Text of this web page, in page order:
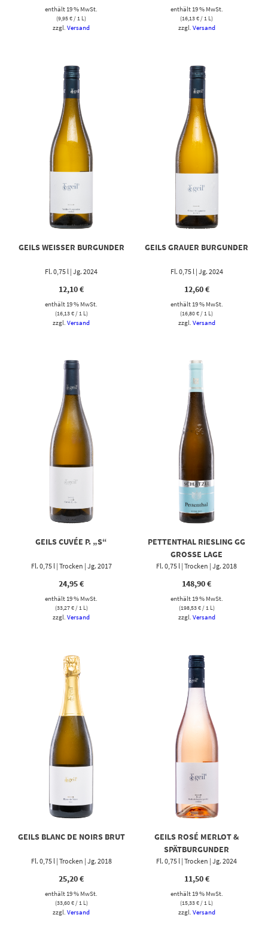
enthält 19 % MwSt.
(9,95€/ 1 L)
zzgl.Versand
enthält 19 % MwSt.
(16,13€/ 1 L)
zzgl. Versand
GEILS WEISSER BURGUNDER
Fl. 0,75 l | Jg. 2024
12,10€
enthält 19 % MwSt.
(16,13€/ 1 L)
zzgl.Versand
GEILS GRAUER BURGUNDER
Fl. 0,75 l | Jg. 2024
12,60€
enthält 19 % MwSt.
(16,80€ / 1 L)
zzgl. Versand
GEILS CUVÉE P. „S“
Fl. 0,75 l | Trocken | Jg. 2017
24,95€
enthält 19 % MwSt.
(33,27€/ 1 L)
zzgl.Versand
PETTENTHAL RIESLING GG
GROSSE LAGE
Fl. 0,75 l | Trocken | Jg. 2018
148,90€
enthält 19 % MwSt.
(198,53€/ 1 L)
zzgl. Versand
GEILS BLANC DE NOIRS BRUT
Fl. 0,75 l | Trocken | Jg. 2018
25,20€
enthält 19 % MwSt.
(33,60€/ 1 L)
zzgl.Versand
GEILS ROSÉ MERLOT &
SPÄTBURGUNDER
Fl. 0,75 l | Trocken | Jg. 2024
11,50€
enthält 19 % MwSt.
(15,33€/ 1 L)
zzgl. Versand